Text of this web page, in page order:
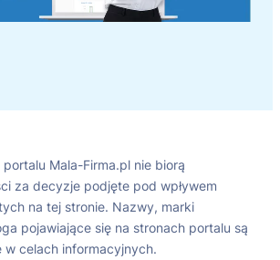
Mala-Firma.pl nie biorą
za decyzje podjęte pod wpływem
na tej stronie. Nazwy, marki
pojawiające się na stronach portalu są
celach informacyjnych.